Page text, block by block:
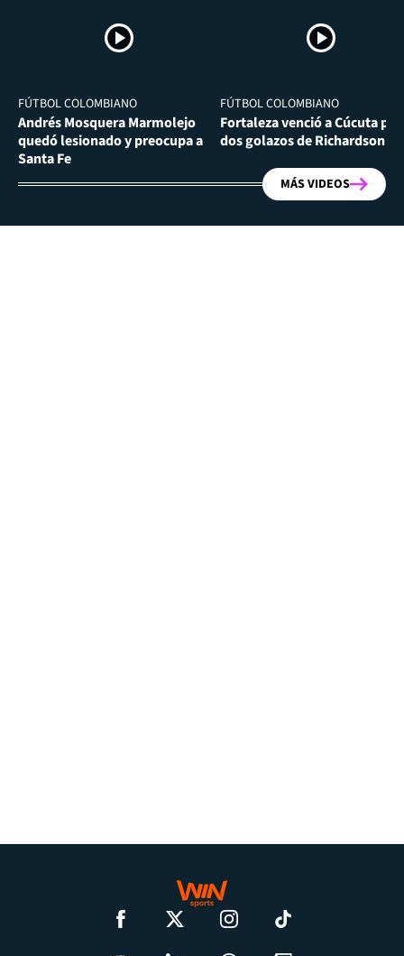
FÚTBOL COLOMBIANO
Andrés Mosquera Marmolejo
quedó lesionado y preocupa a
Santa Fe
FÚTBOL COLOMBIANO
Fortaleza venció a Cúcuta por
dos golazos de Richardson
MÁS VIDEOS